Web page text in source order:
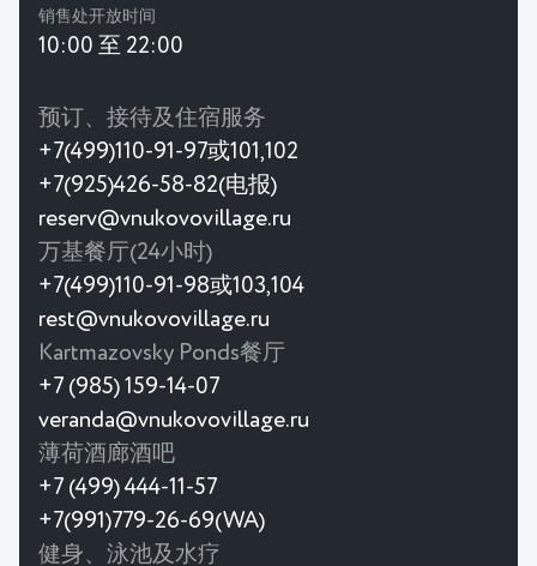
销售处开放时间
10:00 至 22:00
预订、接待及住宿服务
+7(499)110-91-97或101,102
+7(925)426-58-82(电报)
reserv@vnukovovillage.ru
万基餐厅(24小时)
+7(499)110-91-98或103,104
rest@vnukovovillage.ru
Kartmazovsky Ponds餐厅
+7 (985) 159-14-07
veranda@vnukovovillage.ru
薄荷酒廊酒吧
+7 (499) 444-11-57
+7(991)779-26-69(WA)
健身、泳池及水疗